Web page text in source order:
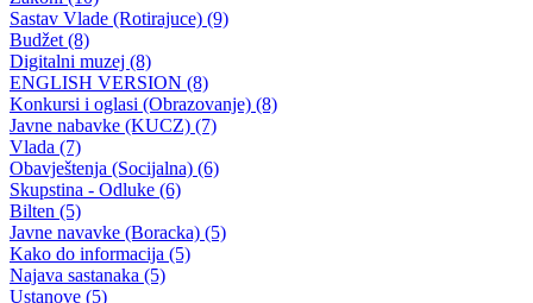
Uprava policije informacija za period 28/29.11. 2019. godine.
29.11.2019